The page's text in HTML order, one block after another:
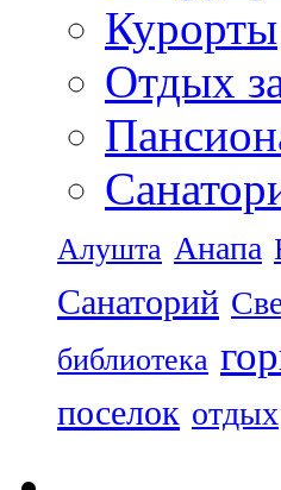
Курорты
Отдых
Алушта Анапа
Санаторий
библиотека
поселок отдых